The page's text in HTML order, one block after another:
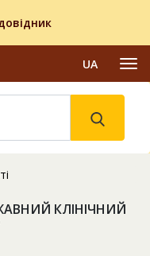
UA
КЛІНІЧНИЙ